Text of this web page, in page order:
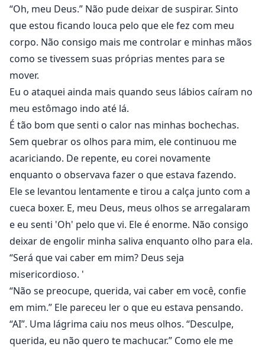
“Oh, meu Deus.” Não pude deixar de suspirar. Sinto
que estou ficando louca pelo que ele fez com meu
corpo. Não consigo mais me controlar e minhas mãos
como se tivessem suas próprias mentes para se
mover.
Eu o ataquei ainda mais quando seus lábios caíram no
meu estômago indo até lá.
É tão bom que senti o calor nas minhas bochechas.
Sem quebrar os olhos para mim, ele continuou me
acariciando. De repente, eu corei novamente
enquanto o observava fazer o que estava fazendo.
Ele se levantou lentamente e tirou a calça junto com a
cueca boxer. E, meu Deus, meus olhos se arregalaram
e eu senti 'Oh' pelo que vi. Ele é enorme. Não consigo
deixar de engolir minha saliva enquanto olho para ela.
“Será que vai caber em mim? Deus seja
misericordioso. '
“Não se preocupe, querida, vai caber em você, confie
em mim.” Ele pareceu ler o que eu estava pensando.
“AI”. Uma lágrima caiu nos meus olhos. “Desculpe,
querida, eu não quero te machucar.” Como ele me